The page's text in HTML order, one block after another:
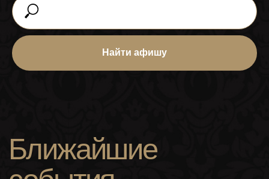
Найти афишу